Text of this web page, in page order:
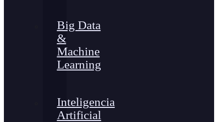
Big Data
&
Machine
Learning
Inteligencia
Artificial